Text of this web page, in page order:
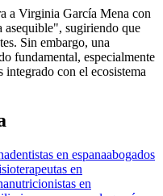
a Virginia García Mena con
asequible", sugiriendo que
Sin embargo, una
fundamental, especialmente
integrado con el ecosistema
dentistas en espanaabogados
en
nutricionistas en